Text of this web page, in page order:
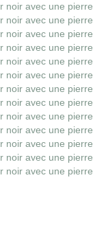
noir avec une pierre
noir avec une pierre
noir avec une pierre
noir avec une pierre
noir avec une pierre
noir avec une pierre
noir avec une pierre
noir avec une pierre
noir avec une pierre
noir avec une pierre
noir avec une pierre
noir avec une pierre
noir avec une pierre